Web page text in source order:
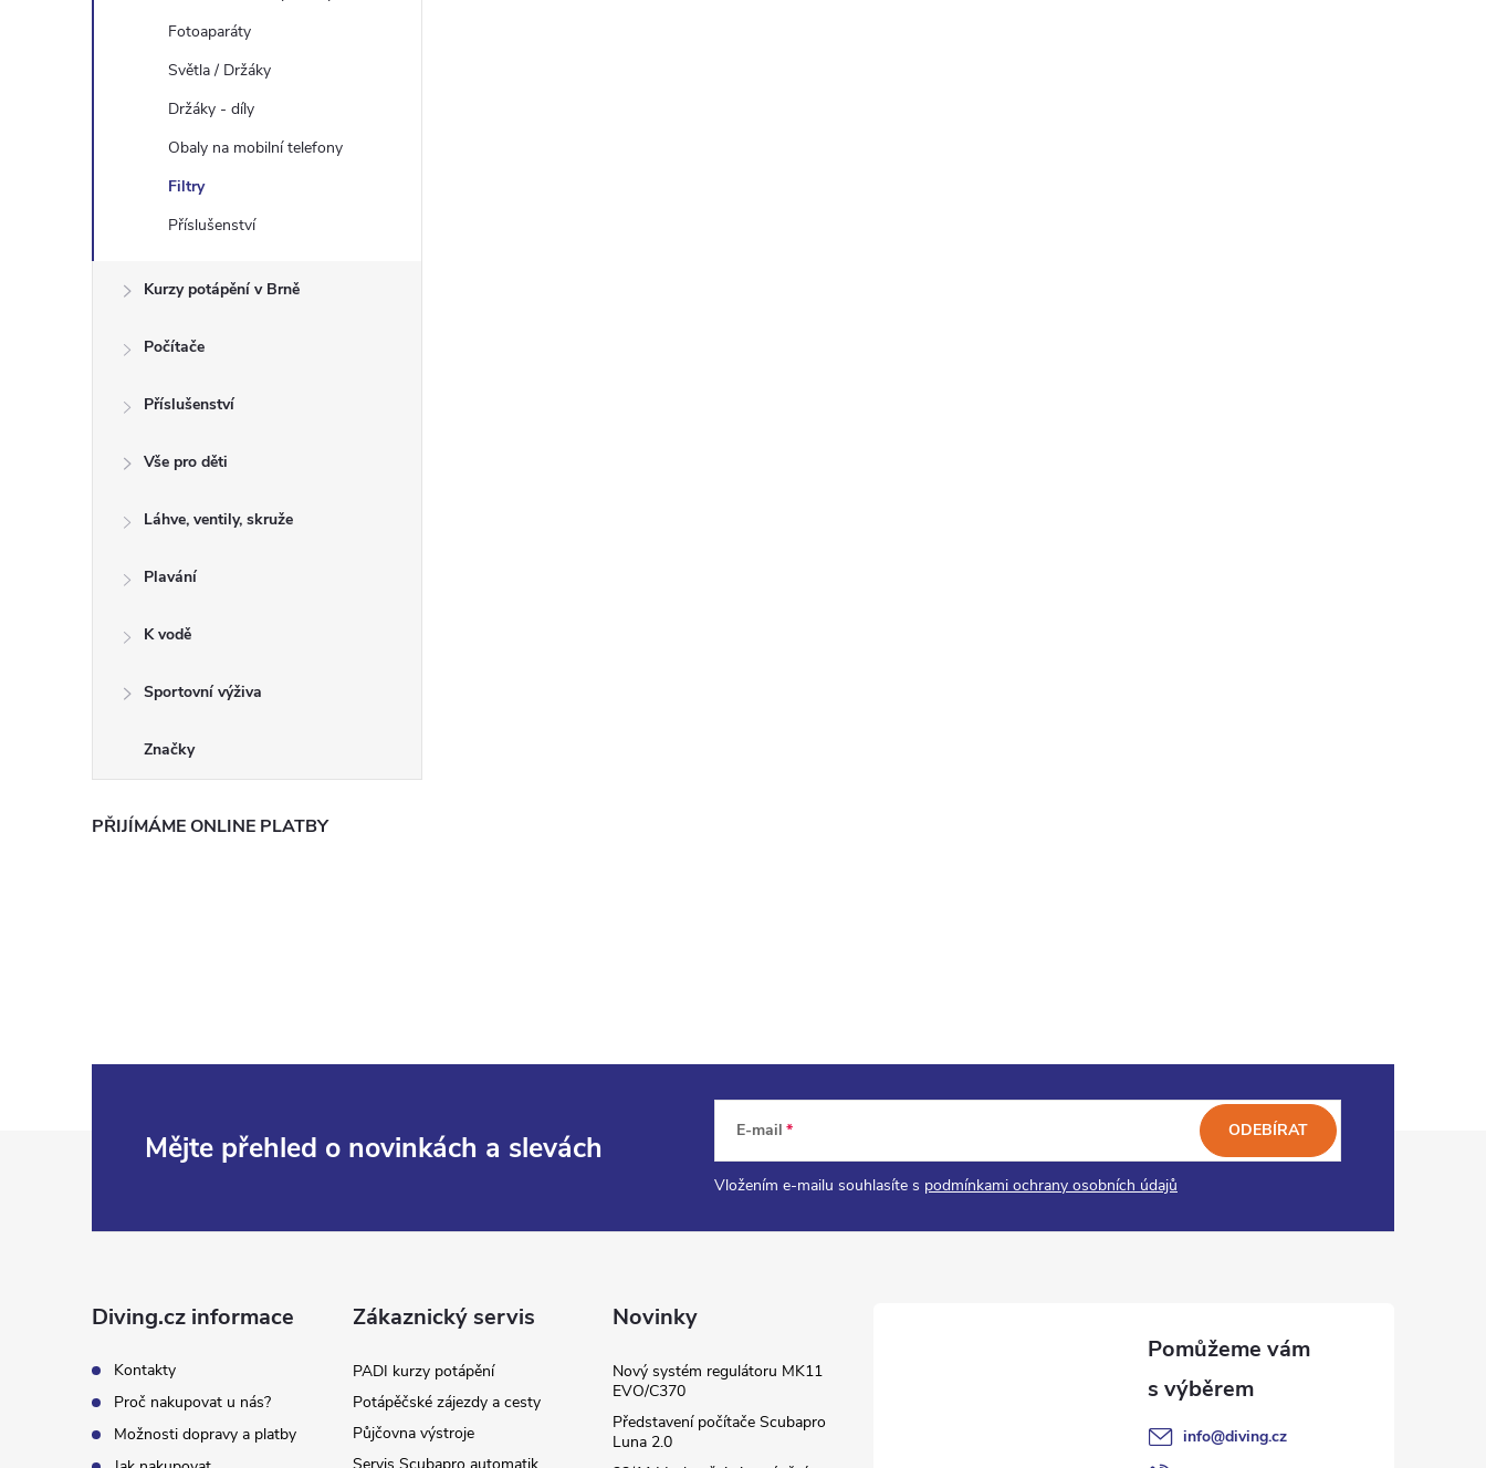
Fotoaparáty
Světla / Držáky
Držáky - díly
Obaly na mobilní telefony
Filtry
Příslušenství
Kurzy potápění v Brně
Počítače
Příslušenství
Vše pro děti
Láhve, ventily, skruže
Plavání
K vodě
Sportovní výživa
Značky
PŘIJÍMÁME ONLINE PLATBY
Mějte přehled o novinkách a slevách E-mail
Vložením e-mailu souhlasíte s podmínkami ochrany osobních údajů
ODEBÍRAT
Diving.cz informace
Kontakty
Proč nakupovat u nás?
Možnosti dopravy a platby
Zákaznický servis
PADI kurzy potápění
Potápěčské zájezdy a cesty
Půjčovna výstroje
Novinky
Nový systém regulátoru MK11
EVO/C370
Představení počítače Scubapro
Luna 2.0
info@diving.cz